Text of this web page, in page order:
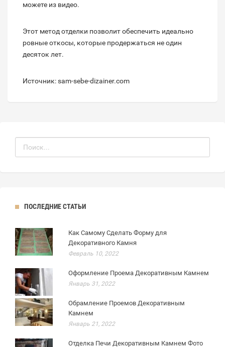
можете из видео.
Этот метод отделки позволит обеспечить идеально
ровные откосы, которые продержаться не один
десяток лет.
Источник: sam-sebe-dizainer.com
ПОСЛЕДНИЕ СТАТЬИ
Как Самому Сделать Форму для
Декоративного Камня
Февраль 10, 2022
Оформление Проема Декоративным Камнем
Январь 31, 2022
Обрамление Проемов Декоративным
Камнем
Январь 21, 2022
Отделка Печи Декоративным Камнем Фото